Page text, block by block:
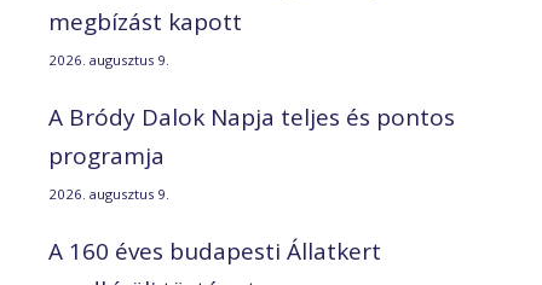
megbízást kapott
2026. augusztus 9.
A Bródy Dalok Napja teljes és pontos
programja
2026. augusztus 9.
A 160 éves budapesti Állatkert